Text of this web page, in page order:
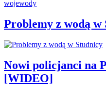
Problemy z wodą w
Nowi policjanci na
[WIDEO]